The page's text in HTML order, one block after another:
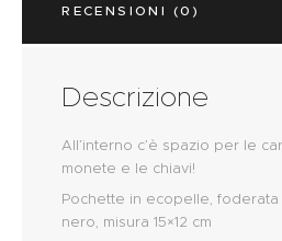
RECENSIONI (0)
Descrizione
All’interno c’è spazio per le
monete e le chiavi!
Pochette in ecopelle,
nero, misura 15×12 cm